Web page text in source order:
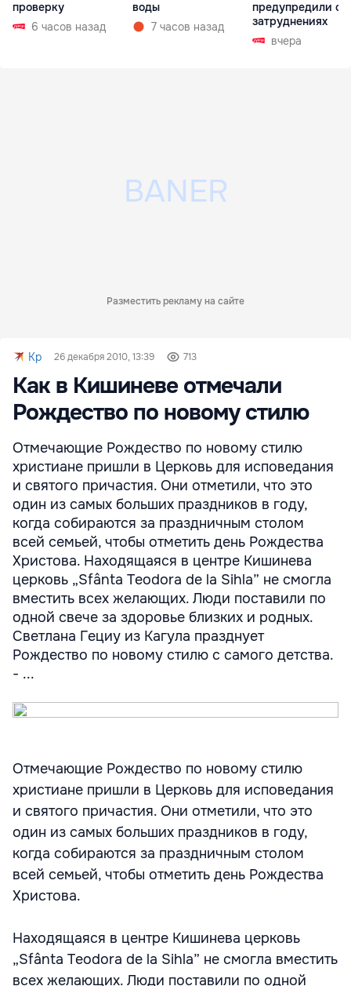
проверку
6 часов назад
воды
7 часов назад
предупредили о
затруднениях
вчера
Разместить рекламу на сайте
Kp 26 декабря 2010, 13:39 713
Как в Кишиневе отмечали
Рождество по новому стилю
Отмечающие Рождество по новому стилю
христиане пришли в Церковь для исповедания
и святого причастия. Они отметили, что это
один из самых больших праздников в году,
когда собираются за праздничным столом
всей семьей, чтобы отметить день Рождества
Христова. Находящаяся в центре Кишинева
церковь „Sfânta Teodora de la Sihla” не смогла
вместить всех желающих. Люди поставили по
одной свече за здоровье близких и родных.
Светлана Гециу из Кагула празднует
Рождество по новому стилю с самого детства.
- ...
Отмечающие Рождество по новому стилю
христиане пришли в Церковь для исповедания
и святого причастия. Они отметили, что это
один из самых больших праздников в году,
когда собираются за праздничным столом
всей семьей, чтобы отметить день Рождества
Христова.
Находящаяся в центре Кишинева церковь
„Sfânta Teodora de la Sihla” не смогла вместить
всех желающих. Люди поставили по одной